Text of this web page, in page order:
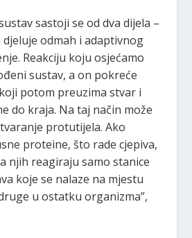
sastoji se od dva dijela –
odmah i adaptivnog
Reakciju koju osjećamo
sustav, a on pokreće
potom preuzima stvar i
do kraja. Na taj način može
protutijela. Ako
proteine, što rade cjepiva,
njih reagiraju samo stanice
koje se nalaze na mjestu
u ostatku organizma”,